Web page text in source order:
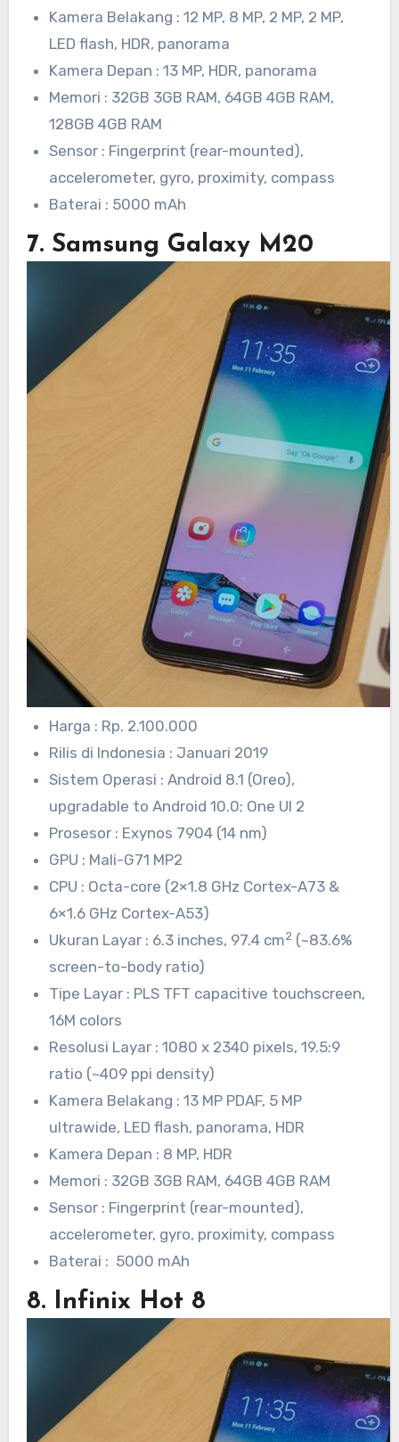
Kamera Belakang : 12 MP, 8 MP, 2 MP, 2 MP,
LED flash, HDR, panorama
Kamera Depan : 13 MP, HDR, panorama
Memori : 32GB 3GB RAM, 64GB 4GB RAM,
128GB 4GB RAM
Sensor : Fingerprint (rear-mounted),
accelerometer, gyro, proximity, compass
Baterai : 5000 mAh
7. Samsung Galaxy M20
Harga : Rp. 2.100.000
Rilis di Indonesia : Januari 2019
Sistem Operasi : Android 8.1 (Oreo),
upgradable to Android 10.0; One UI 2
Prosesor : Exynos 7904 (14 nm)
GPU : Mali-G71 MP2
CPU : Octa-core (2×1.8 GHz Cortex-A73 &
6×1.6 GHz Cortex-A53)
Ukuran Layar : 6.3 inches, 97.4 cm2 (~83.6%
screen-to-body ratio)
Tipe Layar : PLS TFT capacitive touchscreen,
16M colors
Resolusi Layar : 1080 x 2340 pixels, 19.5:9
ratio (~409 ppi density)
Kamera Belakang : 13 MP PDAF, 5 MP
ultrawide, LED flash, panorama, HDR
Kamera Depan : 8 MP, HDR
Memori : 32GB 3GB RAM, 64GB 4GB RAM
Sensor : Fingerprint (rear-mounted),
accelerometer, gyro, proximity, compass
Baterai : 5000 mAh
8. Infinix Hot 8